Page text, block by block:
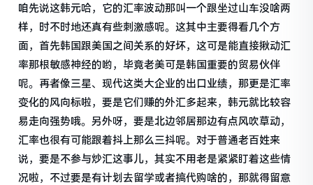
咱先说这韩元哈，它的汇率波动那叫一个跟坐过山车没啥两
样，时不时地还真有些刺激感呢。这其中主要得看几个方
面，首先韩国跟美国之间关系的好坏，这可是能直接揪动汇
率那根敏感神经的哟，毕竟老美可是韩国重要的贸易伙伴
呢。再者像三星、现代这类大企业的出口业绩，那更是汇率
变化的风向标啦，要是它们赚的外汇多起来，韩元就比较容
易走向强势哦。另外呀，要是北边邻居那边有点风吹草动，
汇率也很有可能跟着抖上那么三抖呢。对于普通老百姓来
说，要是不参与炒汇这事儿，其实不用老是紧紧盯着这些情
况啦，不过要是有计划去留学或者搞代购啥的，那就得留意